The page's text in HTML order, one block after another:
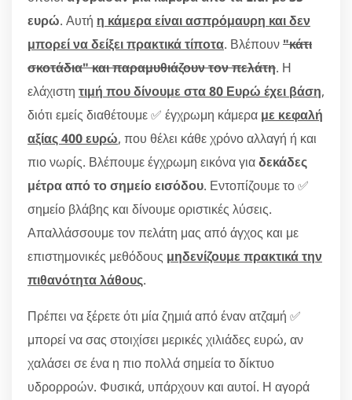
ευρώ. Αυτή η κάμερα είναι ασπρόμαυρη και δεν
μπορεί να δείξει πρακτικά τίποτα. Βλέπουν"κάτι
σκοτάδια" και παραμυθιάζουν τον πελάτη. Η
ελάχιστη τιμή που δίνουμε στα 80 Ευρώ έχει βάση,
διότι εμείς διαθέτουμε ✅ έγχρωμη κάμερα με κεφαλή
αξίας 400 ευρώ, που θέλει κάθε χρόνο αλλαγή ή και
πιο νωρίς. Βλέπουμε έγχρωμη εικόνα γιαδεκάδες
μέτρα από το σημείο εισόδου. Εντοπίζουμε το ✅
σημείο βλάβης και δίνουμε οριστικές λύσεις.
Απαλλάσσουμε τον πελάτη μας από άγχος και με
επιστημονικές μεθόδους μηδενίζουμε πρακτικά την
πιθανότητα λάθους.
Πρέπει να ξέρετε ότι μία ζημιά από έναν ατζαμή ✅
μπορεί να σας στοιχίσει μερικές χιλιάδες ευρώ, αν
χαλάσει σε ένα η πιο πολλά σημεία το δίκτυο
υδρορροών. Φυσικά, υπάρχουν και αυτοί. Η αγορά